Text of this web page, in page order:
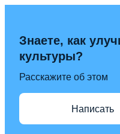
Знаете, как
культуры?
Расскажите об этом
Написать